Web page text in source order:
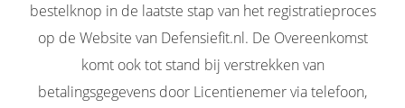
bestelknop in de laatste stap van het registratieproces
op de Website van Defensiefit.nl. De Overeenkomst
komt ook tot stand bij verstrekken van
betalingsgegevens door Licentienemer via telefoon,